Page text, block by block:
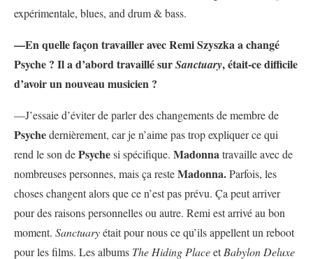
expérimentale, blues, and drum & bass.
—En quelle façon travailler avec Remi Szyszka a changé
Psyche ? Il a d’abord travaillé surSanctuary, était-ce difficile
d’avoir un nouveau musicien ?
—J’essaie d’éviter de parler des changements de membre de
Psychedernièrement, car je n’aime pas trop expliquer ce qui
rend le son dePsychesi spécifique. Madonnatravaille avec de
nombreuses personnes, mais ça resteMadonna.Parfois, les
choses changent alors que ce n’est pas prévu. Ça peut arriver
pour des raisons personnelles ou autre. Remi est arrivé au bon
moment. Sanctuaryétait pour nous ce qu’ils appellent un reboot
pour les films. Les albums The Hiding PlaceetBabylon Deluxe